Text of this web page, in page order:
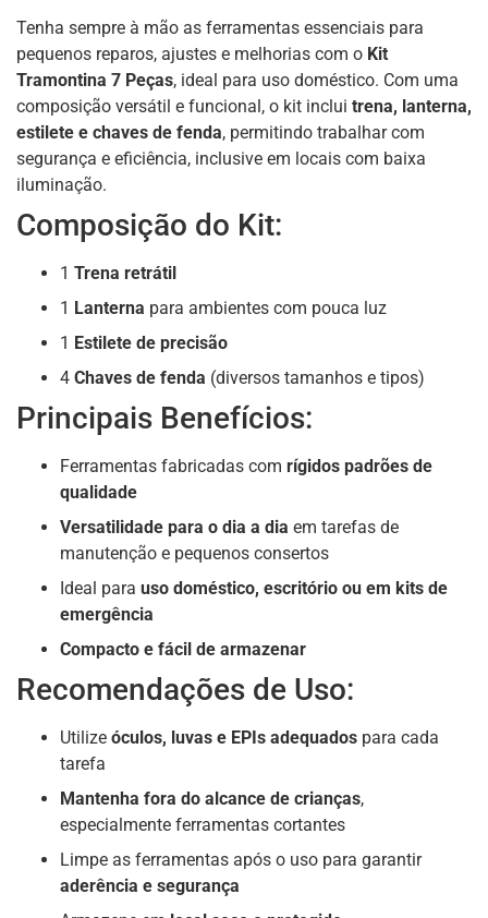
Tenha sempre à mão as ferramentas essenciais para
pequenos reparos, ajustes e melhorias com o Kit
Tramontina 7 Peças, ideal para uso doméstico. Com uma
composição versátil e funcional, o kit inclui trena, lanterna,
estilete e chaves de fenda, permitindo trabalhar com
segurança e eficiência, inclusive em locais com baixa
iluminação.
Composição do Kit:
1 Trena retrátil
1 Lanterna para ambientes com pouca luz
1 Estilete de precisão
4 Chaves de fenda (diversos tamanhos e tipos)
Principais Benefícios:
Ferramentas fabricadas com rígidos padrões de
qualidade
Versatilidade para o dia a dia em tarefas de
manutenção e pequenos consertos
Ideal para uso doméstico, escritório ou em kits de
emergência
Compacto e fácil de armazenar
Recomendações de Uso:
Utilize óculos, luvas e EPIs adequados para cada
tarefa
Mantenha fora do alcance de crianças,
especialmente ferramentas cortantes
Limpe as ferramentas após o uso para garantir
aderência e segurança